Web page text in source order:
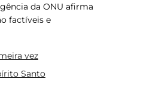
da ONU afirma
factíveis e
vez
Santo